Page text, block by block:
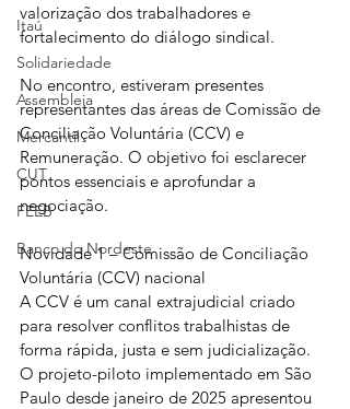
Itaú
Solidariedade
Assembleia
Mercantil
CUT
FEEB
Banco do Nordeste
valorização dos trabalhadores e
fortalecimento do diálogo sindical.
No encontro, estiveram presentes
representantes das áreas de Comissão de
Conciliação Voluntária (CCV) e
Remuneração. O objetivo foi esclarecer
pontos essenciais e aprofundar a
negociação.
Novidade 1 – Comissão de Conciliação
Voluntária (CCV) nacional
A CCV é um canal extrajudicial criado
para resolver conflitos trabalhistas de
forma rápida, justa e sem judicialização.
O projeto-piloto implementado em São
Paulo desde janeiro de 2025 apresentou